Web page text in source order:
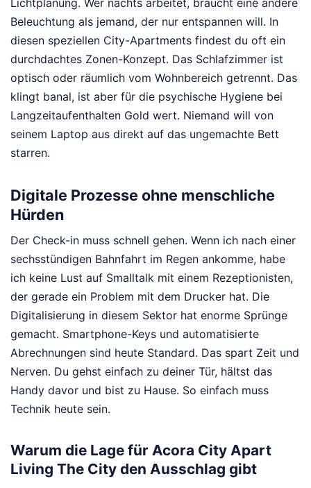
Lichtplanung. Wer nachts arbeitet, braucht eine andere
Beleuchtung als jemand, der nur entspannen will. In
diesen speziellen City-Apartments findest du oft ein
durchdachtes Zonen-Konzept. Das Schlafzimmer ist
optisch oder räumlich vom Wohnbereich getrennt. Das
klingt banal, ist aber für die psychische Hygiene bei
Langzeitaufenthalten Gold wert. Niemand will von
seinem Laptop aus direkt auf das ungemachte Bett
starren.
Digitale Prozesse ohne menschliche
Hürden
Der Check-in muss schnell gehen. Wenn ich nach einer
sechsstündigen Bahnfahrt im Regen ankomme, habe
ich keine Lust auf Smalltalk mit einem Rezeptionisten,
der gerade ein Problem mit dem Drucker hat. Die
Digitalisierung in diesem Sektor hat enorme Sprünge
gemacht. Smartphone-Keys und automatisierte
Abrechnungen sind heute Standard. Das spart Zeit und
Nerven. Du gehst einfach zu deiner Tür, hältst das
Handy davor und bist zu Hause. So einfach muss
Technik heute sein.
Warum die Lage für Acora City Apart
Living The City den Ausschlag gibt